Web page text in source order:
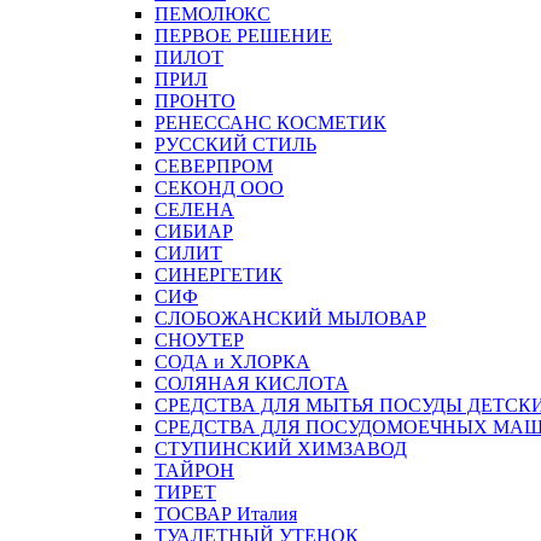
ПЕМОЛЮКС
ПЕРВОЕ РЕШЕНИЕ
ПИЛОТ
ПРИЛ
ПРОНТО
РЕНЕССАНС КОСМЕТИК
РУССКИЙ СТИЛЬ
СЕВЕРПРОМ
СЕКОНД ООО
СЕЛЕНА
СИБИАР
СИЛИТ
СИНЕРГЕТИК
СИФ
СЛОБОЖАНСКИЙ МЫЛОВАР
СНОУТЕР
СОДА и ХЛОРКА
СОЛЯНАЯ КИСЛОТА
СРЕДСТВА ДЛЯ МЫТЬЯ ПОСУДЫ
СРЕДСТВА ДЛЯ ПОСУДОМОЕЧНЫХ
СТУПИНСКИЙ ХИМЗАВОД
ТАЙРОН
ТИРЕТ
ТОСВАР Италия
ТУАЛЕТНЫЙ УТЕНОК